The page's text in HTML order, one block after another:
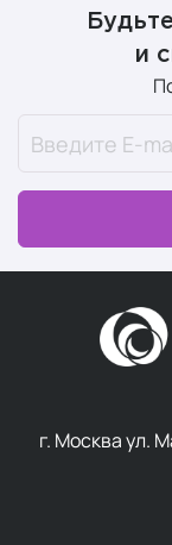
и
г. Москва ул.